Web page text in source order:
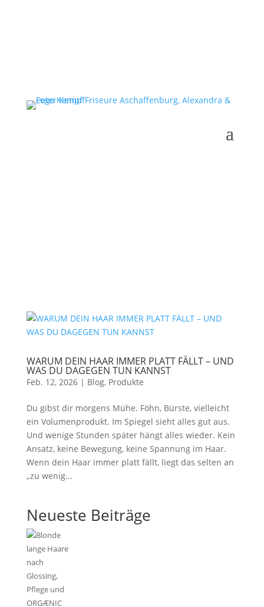
WARUM DEIN HAAR IMMER PLATT FÄLLT – UND
WAS DU DAGEGEN TUN KANNST
Feb. 12, 2026| Blog, Produkte
Du gibst dir morgens Mühe. Föhn, Bürste, vielleicht
ein Volumenprodukt. Im Spiegel sieht alles gut aus.
Und wenige Stunden später hängt alles wieder. Kein
Ansatz, keine Bewegung, keine Spannung im Haar.
Wenn dein Haar immer platt fällt, liegt das selten an
„zu wenig...
Neueste Beiträge